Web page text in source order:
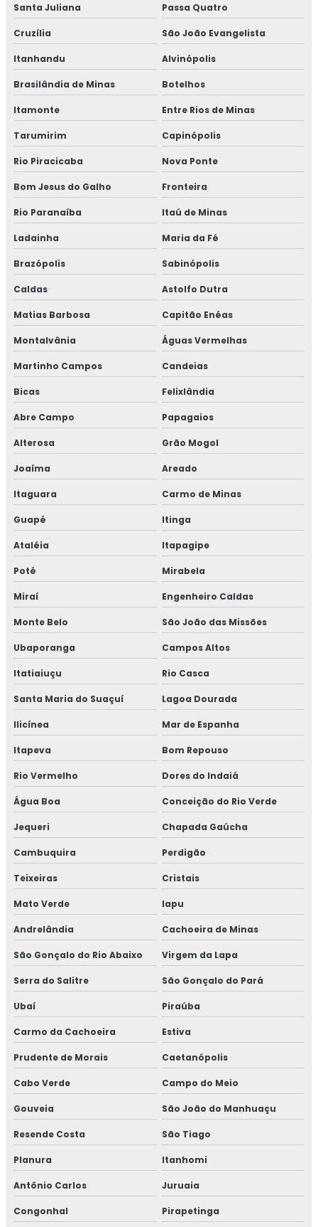
Santa Juliana Passa Quatro
Cruzília São João Evangelista
Itanhandu Alvinópolis
Brasilândia de Minas Botelhos
Itamonte Entre Rios de Minas
Tarumirim Capinópolis
Rio Piracicaba Nova Ponte
Bom Jesus do Galho Fronteira
Rio Paranaíba Itaú de Minas
Ladainha Maria da Fé
Brazópolis Sabinópolis
Caldas Astolfo Dutra
Matias Barbosa Capitão Enéas
Montalvânia Águas Vermelhas
Martinho Campos Candeias
Bicas Felixlândia
Abre Campo Papagaios
Alterosa Grão Mogol
Joaíma Areado
Itaguara Carmo de Minas
Guapé Itinga
Ataléia Itapagipe
Poté Mirabela
Miraí Engenheiro Caldas
Monte Belo São João das Missões
Ubaporanga Campos Altos
Itatiaiuçu Rio Casca
Santa Maria do Suaçuí Lagoa Dourada
Ilicínea Mar de Espanha
Itapeva Bom Repouso
Rio Vermelho Dores do Indaiá
Água Boa Conceição do Rio Verde
Jequeri Chapada Gaúcha
Cambuquira Perdigão
Teixeiras Cristais
Mato Verde Iapu
Andrelândia Cachoeira de Minas
São Gonçalo do Rio Abaixo Virgem da Lapa
Serra do Salitre São Gonçalo do Pará
Ubaí Piraúba
Carmo da Cachoeira Estiva
Prudente de Morais Caetanópolis
Cabo Verde Campo do Meio
Gouveia São João do Manhuaçu
Resende Costa São Tiago
Planura Itanhomi
Antônio Carlos Juruaia
Congonhal Pirapetinga